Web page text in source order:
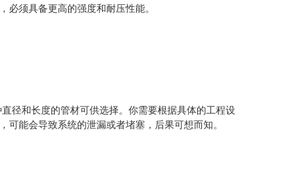
须具备更高的强度和耐压性能。
径和长度的管材可供选择。你需要根据具体的工程设
能会导致系统的泄漏或者堵塞，后果可想而知。